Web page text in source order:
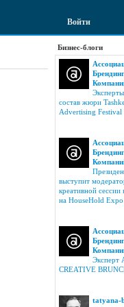
Войти
Бизнес-блоги
состав жюри
Advertising Festival
выступит
креативной сессии
на HouseHold
Эксперт
CREATIVE
tatyana-